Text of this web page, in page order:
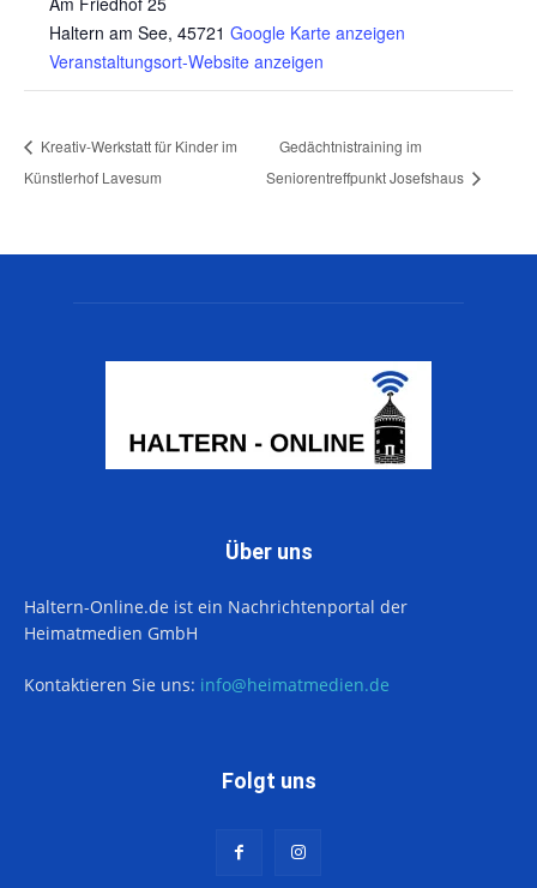
Haltern am See, 45721 Google Karte anzeigen
Veranstaltungsort-Website anzeigen
Kreativ-Werkstatt für Kinder im
Künstlerhof Lavesum
Gedächtnistraining im
Seniorentreffpunkt Josefshaus
Über uns
Haltern-Online.de ist ein Nachrichtenportal der
Heimatmedien GmbH
Kontaktieren Sie uns: info@heimatmedien.de
Folgt uns